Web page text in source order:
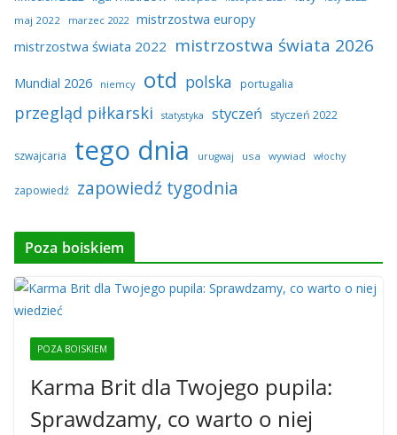
maj 2022
marzec 2022 mistrzostwa europy
mistrzostwa świata 2022 mistrzostwa świata 2026
Mundial 2026 niemcy otd polska portugalia
przegląd piłkarski statystyka styczeń styczeń 2022
szwajcaria tego dnia urugwaj usa wywiad włochy
zapowiedź zapowiedź tygodnia
Poza boiskiem
POZA BOISKIEM
Karma Brit dla Twojego pupila:
Sprawdzamy, co warto o niej